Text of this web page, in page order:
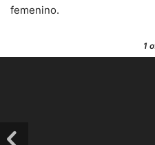
femenino.
1